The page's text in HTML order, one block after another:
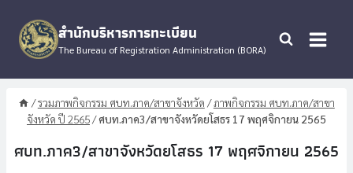
content
สำนักบริหารการทะเบียน
The Bureau of Registration Administration (BORA)
/รวมภาพกิจกรรม ศบท.ภาค/สาขาจังหวัด /ภาพกิจกรรม ศบท.ภาค/สาขา
จังหวัด ปี 2565/ศบท.ภาค3/สาขาจังหวัดยโสธร 17 พฤศจิกายน 2565
ศบท.ภาค3/สาขาจังหวัดยโสธร 17 พฤศจิกายน 2565